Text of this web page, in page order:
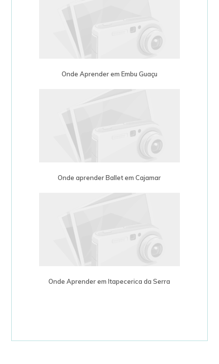
Onde Aprender em Embu Guaçu
Onde aprender Ballet em Cajamar
Onde Aprender em Itapecerica da Serra